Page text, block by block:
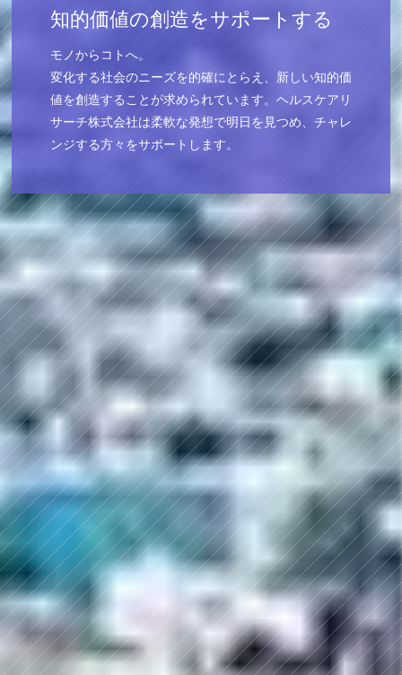
知的価値の創造をサポートする
モノからコトへ。
変化する社会のニーズを的確にとらえ、新しい知的価
値を創造することが求められています。ヘルスケアリ
サーチ株式会社は柔軟な発想で明日を見つめ、チャレ
ンジする方々をサポートします。